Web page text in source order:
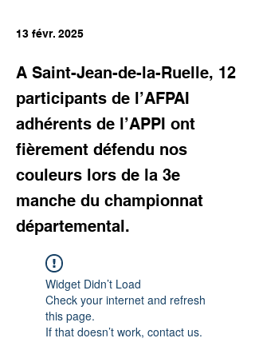
13 févr. 2025
A Saint-Jean-de-la-Ruelle, 12
participants de l’AFPAI
adhérents de l’APPI ont
fièrement défendu nos
couleurs lors de la 3e
manche du championnat
départemental.
Widget Didn’t Load
Check your internet and refresh
this page.
If that doesn’t work, contact us.